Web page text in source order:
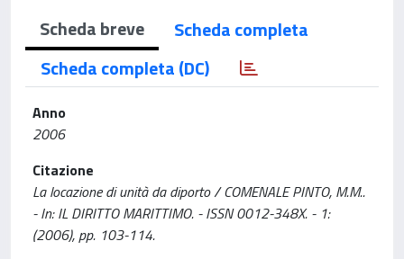
Scheda breve
Scheda completa
Scheda completa (DC)
Anno
2006
Citazione
La locazione di unità da diporto / COMENALE PINTO, M.M..
- In: IL DIRITTO MARITTIMO. - ISSN 0012-348X. - 1:
(2006), pp. 103-114.